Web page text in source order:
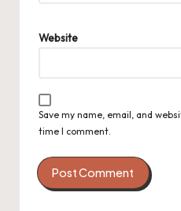
Website
Save my name, email, and
time I comment.